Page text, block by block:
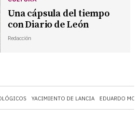
YACIMIENTO DE LANCIA EDUARDO
Una cápsula del tiempo
con Diario de León
Redacción